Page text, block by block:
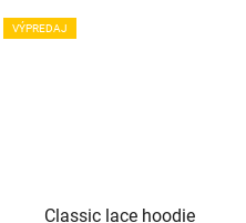
VÝPREDAJ
Classic lace hoodie